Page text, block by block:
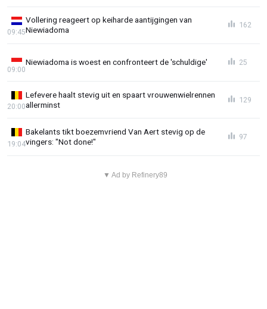
Vollering reageert op keiharde aantijgingen van
Niewiadoma
09:45
162
Niewiadoma is woest en confronteert de 'schuldige'
09:00
25
Lefevere haalt stevig uit en spaart vrouwenwielrennen
allerminst
20:00
129
Bakelants tikt boezemvriend Van Aert stevig op de
vingers: "Not done!"
19:04
97
▼ Ad by Refinery89